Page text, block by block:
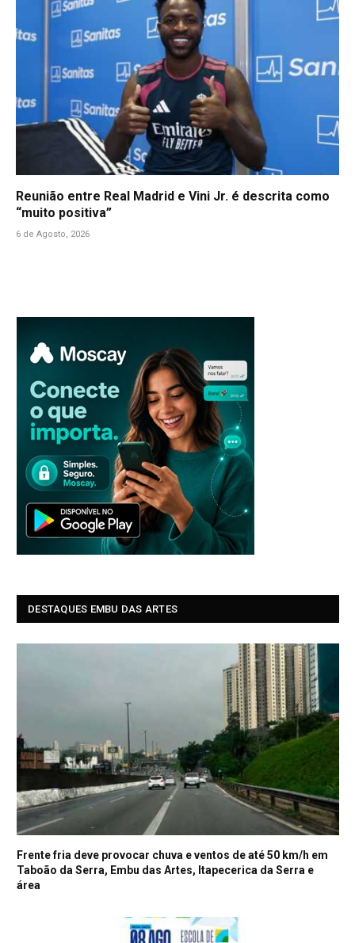
Reunião entre Real Madrid e Vini Jr. é descrita como
“muito positiva”
6 de Agosto, 2026
DESTAQUES EMBU DAS ARTES
Frente fria deve provocar chuva e ventos de até 50 km/h em
Taboão da Serra, Embu das Artes, Itapecerica da Serra e
área